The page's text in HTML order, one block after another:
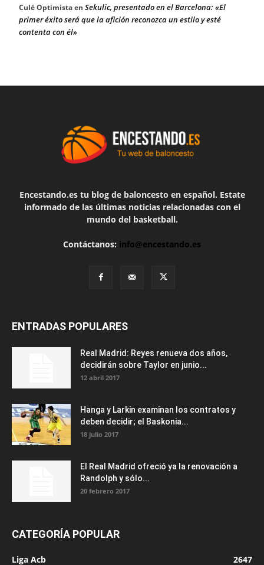
Culé Optimistaen Sekulic, presentado en el Barcelona: «El
primer éxito será que la afición reconozca un estilo y esté
contenta con él»
Encestando.es tu blog de baloncesto en español. Estate
informado de las últimas noticias relacionadas con el
mundo del basketball.
Contáctanos: info@encestando.es
ENTRADAS POPULARES
Real Madrid: Reyes renueva dos años,
decidirán sobre Taylor en junio...
12 abril 2017
Hanga y Larkin examinan los contratos y
deben decidir; el Baskonia...
18 julio 2017
El Real Madrid ofreció ya la renovación a
Randolph y sólo...
20 febrero 2017
CATEGORÍA POPULAR
Liga Acb 2647